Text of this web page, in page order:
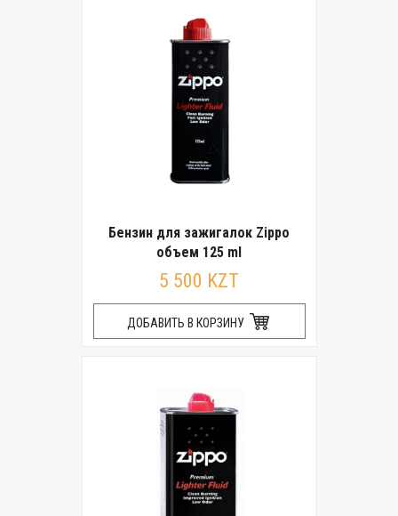
Бензин для зажигалок Zippo
объем 125 ml
5 500 KZT
ДОБАВИТЬ В КОРЗИНУ